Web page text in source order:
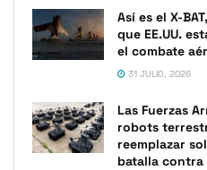
Así es el X-
que EE.UU.
el combate
31 JULIO, 2026
Las Fuerzas
robots
reemplazar
batalla contra